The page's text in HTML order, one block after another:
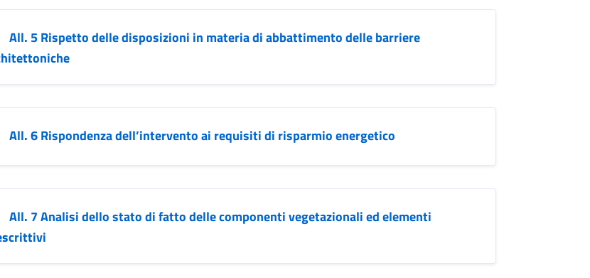
All. 5 Rispetto delle disposizioni in materia di abbattimento delle barriere
All. 6 Rispondenza dell’intervento ai requisiti di risparmio energetico
All. 7 Analisi dello stato di fatto delle componenti vegetazionali ed elementi